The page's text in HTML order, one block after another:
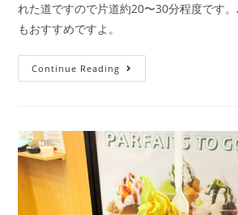
れた道ですので片道約20〜30分程度です
もおすすめですよ。
Continue Reading